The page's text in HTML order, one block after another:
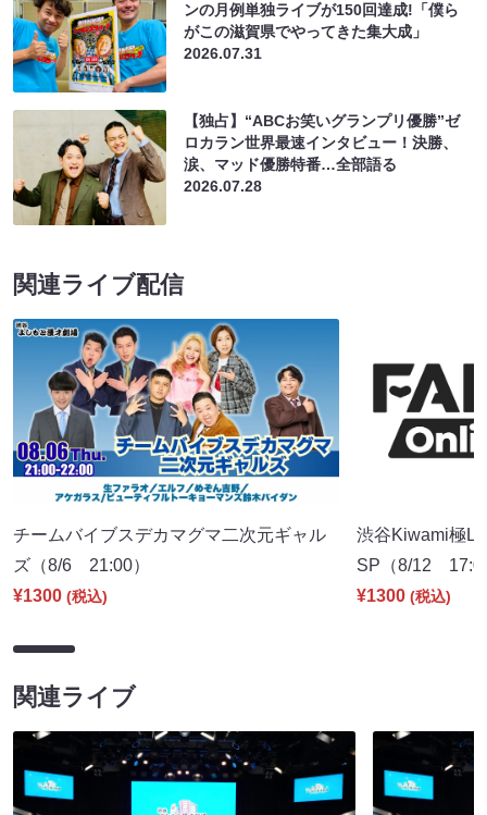
ンの月例単独ライブが150回達成!「僕ら
がこの滋賀県でやってきた集大成」
2026.07.31
【独占】“ABCお笑いグランプリ優勝”ゼ
ロカラン世界最速インタビュー！決勝、
涙、マッド優勝特番…全部語る
2026.07.28
関連ライブ配信
チームバイブスデカマグマ二次元ギャル
ズ（8/6 21:00）
¥1300 (税込)
渋谷Kiwami極
SP（8/12
¥1300 (税込)
関連ライブ